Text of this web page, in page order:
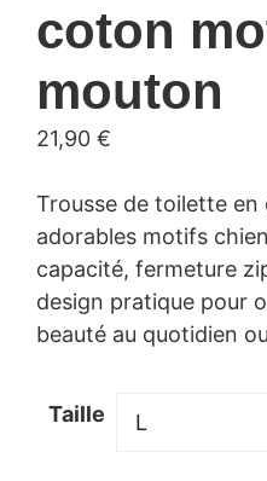
coton
mouton
21,90 €
Trousse de toilette
adorables motifs
capacité, fermeture
design pratique pour
beauté au quotidien
Taille